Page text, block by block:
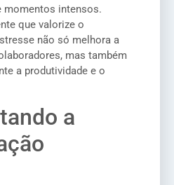
momentos intensos.
que valorize o
não só melhora a
mas também
a produtividade e o
a